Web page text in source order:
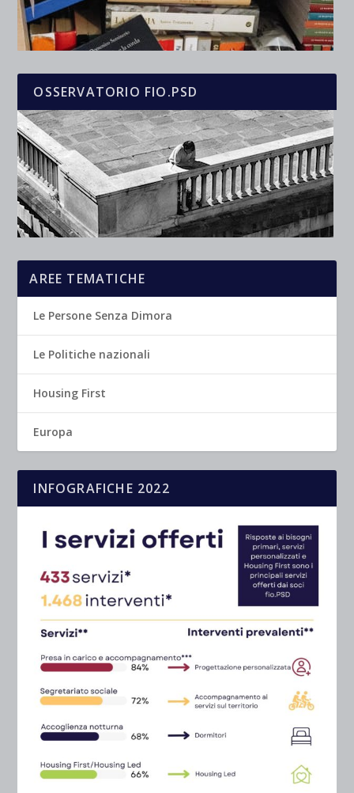
OSSERVATORIO FIO.PSD
AREE TEMATICHE
Le Persone Senza Dimora
Le Politiche nazionali
Housing First
Europa
INFOGRAFICHE 2022